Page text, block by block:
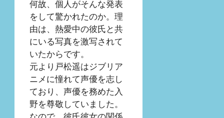
何故、個人がそんな発表
をして驚かれたのか。理
由は、熱愛中の彼氏と共
にいる写真を激写されて
いたからです。
元より戸松遥はジブリア
ニメに憧れて声優を志し
ており、声優を務めた入
野を尊敬していました。